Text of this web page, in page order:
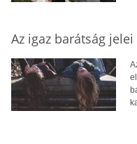
Az igaz barátság jelei